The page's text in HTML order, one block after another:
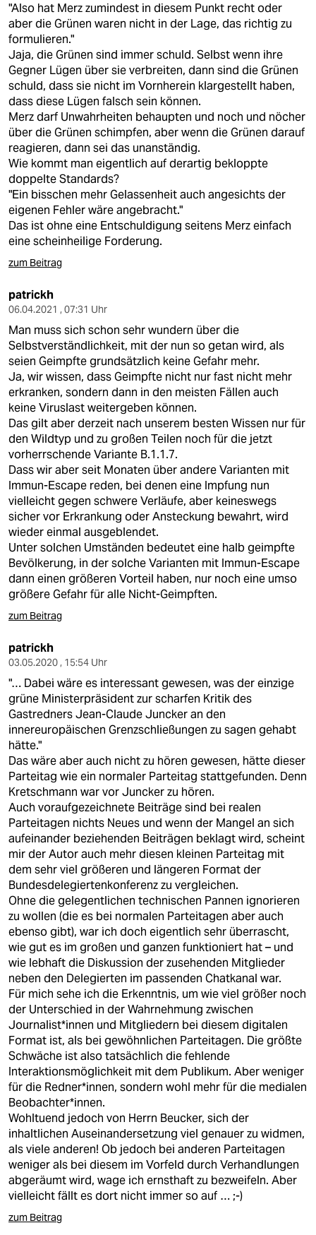
"Also hat Merz zumindest in diesem Punkt recht oder
aber die Grünen waren nicht in der Lage, das richtig zu
formulieren."
Jaja, die Grünen sind immer schuld. Selbst wenn ihre
Gegner Lügen über sie verbreiten, dann sind die Grünen
schuld, dass sie nicht im Vornherein klargestellt haben,
dass diese Lügen falsch sein können.
Merz darf Unwahrheiten behaupten und noch und nöcher
über die Grünen schimpfen, aber wenn die Grünen darauf
reagieren, dann sei das unanständig.
Wie kommt man eigentlich auf derartig bekloppte
doppelte Standards?
"Ein bisschen mehr Gelassenheit auch angesichts der
eigenen Fehler wäre angebracht."
Das ist ohne eine Entschuldigung seitens Merz einfach
eine scheinheilige Forderung.
zum Beitrag
patrickh
06.04.2021 , 07:31 Uhr
Man muss sich schon sehr wundern über die
Selbstverständlichkeit, mit der nun so getan wird, als
seien Geimpfte grundsätzlich keine Gefahr mehr.
Ja, wir wissen, dass Geimpfte nicht nur fast nicht mehr
erkranken, sondern dann in den meisten Fällen auch
keine Viruslast weitergeben können.
Das gilt aber derzeit nach unserem besten Wissen nur für
den Wildtyp und zu großen Teilen noch für die jetzt
vorherrschende Variante B.1.1.7.
Dass wir aber seit Monaten über andere Varianten mit
Immun-Escape reden, bei denen eine Impfung nun
vielleicht gegen schwere Verläufe, aber keineswegs
sicher vor Erkrankung oder Ansteckung bewahrt, wird
wieder einmal ausgeblendet.
Unter solchen Umständen bedeutet eine halb geimpfte
Bevölkerung, in der solche Varianten mit Immun-Escape
dann einen größeren Vorteil haben, nur noch eine umso
größere Gefahr für alle Nicht-Geimpften.
zum Beitrag
patrickh
03.05.2020 , 15:54 Uhr
"… Dabei wäre es interessant gewesen, was der einzige
grüne Ministerpräsident zur scharfen Kritik des
Gastredners Jean-Claude Juncker an den
innereuropäischen Grenzschließungen zu sagen gehabt
hätte."
Das wäre aber auch nicht zu hören gewesen, hätte dieser
Parteitag wie ein normaler Parteitag stattgefunden. Denn
Kretschmann war vor Juncker zu hören.
Auch voraufgezeichnete Beiträge sind bei realen
Parteitagen nichts Neues und wenn der Mangel an sich
aufeinander beziehenden Beiträgen beklagt wird, scheint
mir der Autor auch mehr diesen kleinen Parteitag mit
dem sehr viel größeren und längeren Format der
Bundesdelegiertenkonferenz zu vergleichen.
Ohne die gelegentlichen technischen Pannen ignorieren
zu wollen (die es bei normalen Parteitagen aber auch
ebenso gibt), war ich doch eigentlich sehr überrascht,
wie gut es im großen und ganzen funktioniert hat – und
wie lebhaft die Diskussion der zusehenden Mitglieder
neben den Delegierten im passenden Chatkanal war.
Für mich sehe ich die Erkenntnis, um wie viel größer noch
der Unterschied in der Wahrnehmung zwischen
Journalist*innen und Mitgliedern bei diesem digitalen
Format ist, als bei gewöhnlichen Parteitagen. Die größte
Schwäche ist also tatsächlich die fehlende
Interaktionsmöglichkeit mit dem Publikum. Aber weniger
für die Redner*innen, sondern wohl mehr für die medialen
Beobachter*innen.
Wohltuend jedoch von Herrn Beucker, sich der
inhaltlichen Auseinandersetzung viel genauer zu widmen,
als viele anderen! Ob jedoch bei anderen Parteitagen
weniger als bei diesem im Vorfeld durch Verhandlungen
abgeräumt wird, wage ich ernsthaft zu bezweifeln. Aber
vielleicht fällt es dort nicht immer so auf … ;-)
zum Beitrag